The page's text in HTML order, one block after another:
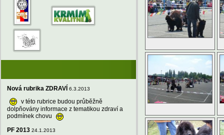
Nová rubrika ZDRAVÍ 6.3.2013
v této rubrice budou průběžně
dolpňovány informace z tematikou zdraví a
podmínek chovu
PF 2013 24.1.2013